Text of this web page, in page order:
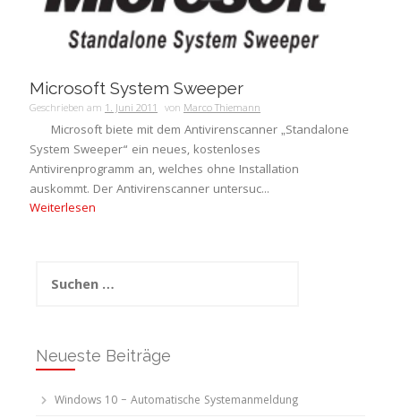
Microsoft System Sweeper
Geschrieben am 1. Juni 2011 von Marco Thiemann
Microsoft biete mit dem Antivirenscanner „Standalone
System Sweeper“ ein neues, kostenloses
Antivirenprogramm an, welches ohne Installation
auskommt. Der Antivirenscanner untersuc...
Weiterlesen
nach:
Neueste Beiträge
Windows 10 – Automatische Systemanmeldung